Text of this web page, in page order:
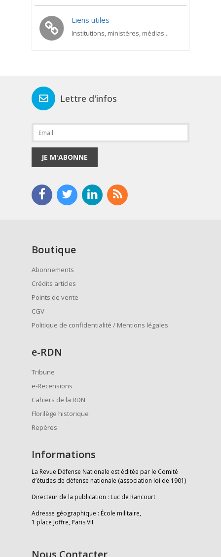
Liens utiles
Institutions, ministères, médias...
Lettre d'infos
JE M'ABONNE
Boutique
Abonnements
Crédits articles
Points de vente
CGV
Politique de confidentialité / Mentions légales
e-RDN
Tribune
e-Recensions
Cahiers de la RDN
Florilège historique
Repères
Informations
La Revue Défense Nationale est éditée par le Comité
d’études de défense nationale (association loi de 1901)
Directeur de la publication : Luc de Rancourt
Adresse géographique : École militaire,
1 place Joffre, Paris VII